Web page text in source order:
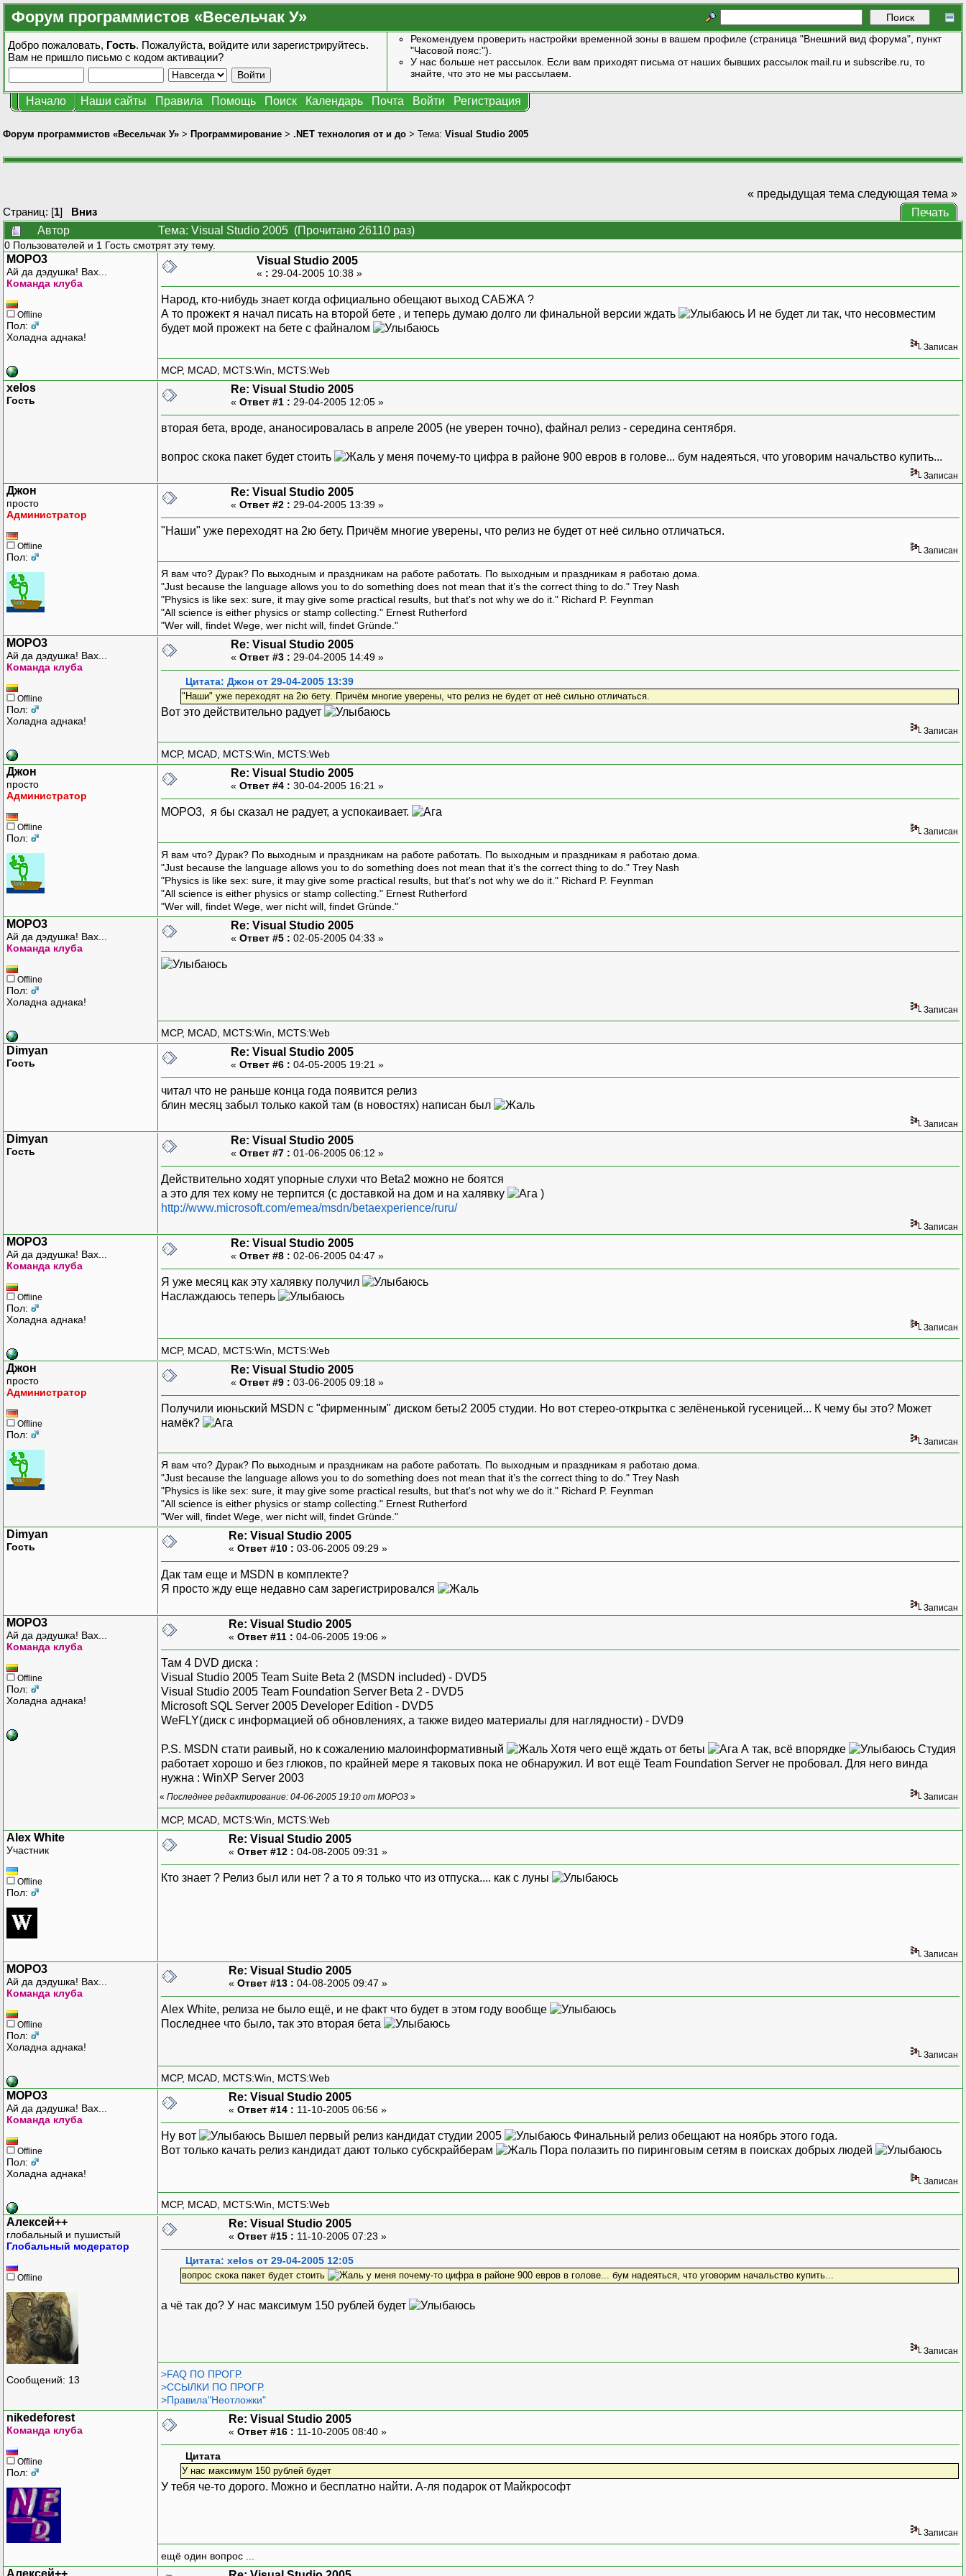
Форум программистов «Весельчак У»
Добро пожаловать, Гость. Пожалуйста, войдите или зарегистрируйтесь.
Вам не пришло письмо с кодом активации?
Рекомендуем проверить настройки временной зоны в вашем профиле (страница "Внешний вид форума", пункт
"Часовой пояс:").
У нас больше нет рассылок. Если вам приходят письма от наших бывших рассылок mail.ru и subscribe.ru, то
знайте, что это не мы рассылаем.
Начало Наши сайты Правила Помощь Поиск Календарь Почта Войти Регистрация
Форум программистов «Весельчак У» > Программирование > .NET технология от и до > Тема: Visual Studio 2005
Страниц: [1] Вниз
« предыдущая тема следующая тема »
Печать
Автор
Тема: Visual Studio 2005 (Прочитано 26110 раз)
0 Пользователей и 1 Гость смотрят эту тему.
MOPO3
Ай да дэдушка! Вах...
Команда клуба
Offline
Пол:
Холадна аднака!
Visual Studio 2005
« : 29-04-2005 10:38 »
Народ, кто-нибудь знает когда официально обещают выход САБЖА ?
А то прожект я начал писать на второй бете , и теперь думаю долго ли финальной версии ждать
И не будет ли так, что несовместим
будет мой прожект на бете с файналом
Записан
MCP, MCAD, MCTS:Win, MCTS:Web
xelos
Гость
Re: Visual Studio 2005
« Ответ #1 : 29-04-2005 12:05 »
вторая бета, вроде, ананосировалась в апреле 2005 (не уверен точно), файнал релиз - середина сентября.
вопрос скока пакет будет стоить у меня почему-то цифра в районе 900 евров в голове... бум надеяться, что уговорим начальство купить...
Записан
Джон
просто
Администратор
Offline
Пол:
Re: Visual Studio 2005
« Ответ #2 : 29-04-2005 13:39 »
"Наши" уже переходят на 2ю бету. Причём многие уверены, что релиз не будет от неё сильно отличаться.
Записан
Я вам что? Дурак? По выходным и праздникам на работе работать. По выходным и праздникам я работаю дома.
"Just because the language allows you to do something does not mean that it’s the correct thing to do." Trey Nash
"Physics is like sex: sure, it may give some practical results, but that's not why we do it." Richard P. Feynman
"All science is either physics or stamp collecting." Ernest Rutherford
"Wer will, findet Wege, wer nicht will, findet Gründe."
MOPO3
Ай да дэдушка! Вах...
Команда клуба
Offline
Пол:
Холадна аднака!
Re: Visual Studio 2005
« Ответ #3 : 29-04-2005 14:49 »
Цитата: Джон от 29-04-2005 13:39
"Наши" уже переходят на 2ю бету. Причём многие уверены, что релиз не будет от неё сильно отличаться.
Вот это действительно радует
Записан
MCP, MCAD, MCTS:Win, MCTS:Web
Джон
просто
Администратор
Offline
Пол:
Re: Visual Studio 2005
« Ответ #4 : 30-04-2005 16:21 »
MOPO3, я бы сказал не радует, а успокаивает.
Записан
Я вам что? Дурак? По выходным и праздникам на работе работать. По выходным и праздникам я работаю дома.
"Just because the language allows you to do something does not mean that it’s the correct thing to do." Trey Nash
"Physics is like sex: sure, it may give some practical results, but that's not why we do it." Richard P. Feynman
"All science is either physics or stamp collecting." Ernest Rutherford
"Wer will, findet Wege, wer nicht will, findet Gründe."
MOPO3
Ай да дэдушка! Вах...
Команда клуба
Offline
Пол:
Холадна аднака!
Re: Visual Studio 2005
« Ответ #5 : 02-05-2005 04:33 »
Записан
MCP, MCAD, MCTS:Win, MCTS:Web
Dimyan
Гость
Re: Visual Studio 2005
« Ответ #6 : 04-05-2005 19:21 »
читал что не раньше конца года появится релиз
блин месяц забыл только какой там (в новостях) написан был
Записан
Dimyan
Гость
Re: Visual Studio 2005
« Ответ #7 : 01-06-2005 06:12 »
Действительно ходят упорные слухи что Beta2 можно не боятся
а это для тех кому не терпится (с доставкой на дом и на халявку
)
http://www.microsoft.com/emea/msdn/betaexperience/ruru/
Записан
MOPO3
Ай да дэдушка! Вах...
Команда клуба
Offline
Пол:
Холадна аднака!
Re: Visual Studio 2005
« Ответ #8 : 02-06-2005 04:47 »
Я уже месяц как эту халявку получил
Наслаждаюсь теперь
Записан
MCP, MCAD, MCTS:Win, MCTS:Web
Джон
просто
Администратор
Offline
Пол:
Re: Visual Studio 2005
« Ответ #9 : 03-06-2005 09:18 »
Получили июньский MSDN c "фирменным" диском беты2 2005 студии. Но вот стерео-открытка с зелёненькой гусеницей... К чему бы это? Может
намёк?
Записан
Я вам что? Дурак? По выходным и праздникам на работе работать. По выходным и праздникам я работаю дома.
"Just because the language allows you to do something does not mean that it’s the correct thing to do." Trey Nash
"Physics is like sex: sure, it may give some practical results, but that's not why we do it." Richard P. Feynman
"All science is either physics or stamp collecting." Ernest Rutherford
"Wer will, findet Wege, wer nicht will, findet Gründe."
Dimyan
Гость
Re: Visual Studio 2005
« Ответ #10 : 03-06-2005 09:29 »
Дак там еще и MSDN в комплекте?
Я просто жду еще недавно сам зарегистрировался
Записан
MOPO3
Ай да дэдушка! Вах...
Команда клуба
Offline
Пол:
Холадна аднака!
Re: Visual Studio 2005
« Ответ #11 : 04-06-2005 19:06 »
Там 4 DVD диска :
Visual Studio 2005 Team Suite Beta 2 (MSDN included) - DVD5
Visual Studio 2005 Team Foundation Server Beta 2 - DVD5
Microsoft SQL Server 2005 Developer Edition - DVD5
WeFLY(диск с информацией об обновлениях, а также видео материалы для наглядности) - DVD9
P.S. MSDN стати раивый, но к сожалению малоинформативный Хотя чего ещё ждать от беты А так, всё впорядке
Студия
работает хорошо и без глюков, по крайней мере я таковых пока не обнаружил. И вот ещё Team Foundation Server не пробовал. Для него винда
нужна : WinXP Server 2003
« Последнее редактирование: 04-06-2005 19:10 от MOPO3 » Записан
MCP, MCAD, MCTS:Win, MCTS:Web
Alex White
Участник
Offline
Пол:
Re: Visual Studio 2005
« Ответ #12 : 04-08-2005 09:31 »
Кто знает ? Релиз был или нет ? а то я только что из отпуска.... как с луны
Записан
MOPO3
Ай да дэдушка! Вах...
Команда клуба
Offline
Пол:
Холадна аднака!
Re: Visual Studio 2005
« Ответ #13 : 04-08-2005 09:47 »
Alex White, релиза не было ещё, и не факт что будет в этом году вообще
Последнее что было, так это вторая бета
Записан
MCP, MCAD, MCTS:Win, MCTS:Web
MOPO3
Ай да дэдушка! Вах...
Команда клуба
Offline
Пол:
Холадна аднака!
Re: Visual Studio 2005
« Ответ #14 : 11-10-2005 06:56 »
Ну вот Вышел первый релиз кандидат студии 2005
Финальный релиз обещают на ноябрь этого года.
Вот только качать релиз кандидат дают только субскрайберам
Пора полазить по пиринговым сетям в поисках добрых людей
Записан
MCP, MCAD, MCTS:Win, MCTS:Web
Алексей++
глобальный и пушистый
Глобальный модератор
Offline
Сообщений: 13
Re: Visual Studio 2005
« Ответ #15 : 11-10-2005 07:23 »
Цитата: xelos от 29-04-2005 12:05
вопрос скока пакет будет стоить
у меня почему-то цифра в районе 900 евров в голове... бум надеяться, что уговорим начальство купить...
а чё так до? У нас максимум 150 рублей будет
Записан
>FAQ ПО ПРОГР.
>ССЫЛКИ ПО ПРОГР.
>Правила"Неотложки"
nikedeforest
Команда клуба
Offline
Пол:
Re: Visual Studio 2005
« Ответ #16 : 11-10-2005 08:40 »
Цитата
У нас максимум 150 рублей будет
У тебя че-то дорого. Можно и бесплатно найти. А-ля подарок от Майкрософт
Записан
ещё один вопрос ...
Алексей++